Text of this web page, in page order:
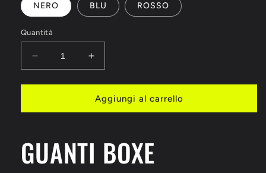
NERO BLU ROSSO
Quantità
Diminuisci
quantità
per
BOXE
1947
GN207
Aumenta
quantità
per
GUANTONI
BOXE
1947
GN207
Aggiungi al carrello
GUANTI BOXE